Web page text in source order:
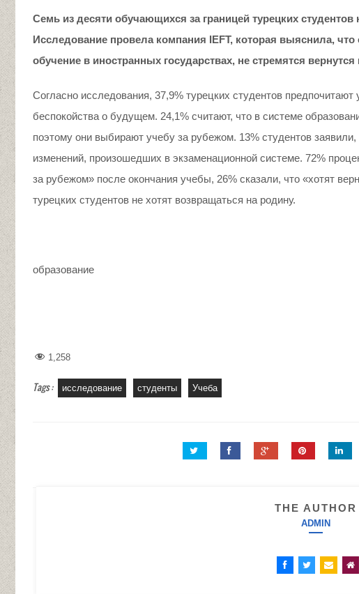
Семь из десяти обучающихся за границей турецких студентов
Исследование провела компания IEFT, которая выяснила, что
обучение в иностранных государствах, не стремятся
Согласно исследования, 37,9% турецких студентов предпочитают
беспокойства о будущем. 24,1% считают, что в системе
поэтому они выбирают учебу за рубежом. 13% студентов
изменений, произошедших в экзаменационной системе. 72%
за рубежом» после окончания учебы, 26% сказали, что «хотят
турецких студентов не хотят возвращаться на родину.
образование
1,258
Tags : исследование студенты Учеба
THE AUTHOR
ADMIN